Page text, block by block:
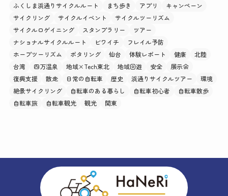
ふくしま浜通りサイクルルート
まち歩き アプリ
キャンペーン
サイクリング
サイクルイベント
サイクルツーリズム
サイクルロゲイニング
スタンプラリー
ツアー
ナショナルサイクルルート
ビワイチ
フレイル予防
ホープツーリズム
ポタリング 仙台 体験レポート 健康
北陸
台湾
四万温泉 地域×Tech東北 地域回遊 安全
展示会
復興支援
散走 日常の自転車 歴史 浜通りサイクルツアー
環境
絶景サイクリング
自転車のある暮らし 自転車初心者
自転車散歩
自転車旅
自転車観光 観光 関東